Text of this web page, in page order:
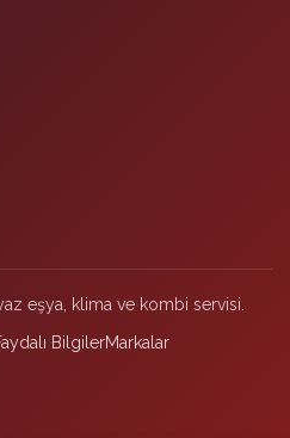
eşya, klima ve kombi servisi.
BilgilerMarkalar